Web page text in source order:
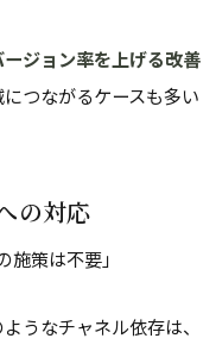
ージョン率を上げる改善
つながるケースも多い
の対応
施策は不要」
うなチャネル依存は、